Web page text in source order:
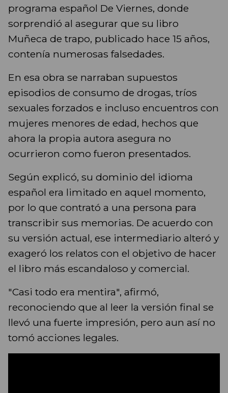
programa español De Viernes, donde
sorprendió al asegurar que su libro
Muñeca de trapo, publicado hace 15 años,
contenía numerosas falsedades.
En esa obra se narraban supuestos
episodios de consumo de drogas, tríos
sexuales forzados e incluso encuentros con
mujeres menores de edad, hechos que
ahora la propia autora asegura no
ocurrieron como fueron presentados.
Según explicó, su dominio del idioma
español era limitado en aquel momento,
por lo que contrató a una persona para
transcribir sus memorias. De acuerdo con
su versión actual, ese intermediario alteró y
exageró los relatos con el objetivo de hacer
el libro más escandaloso y comercial.
"Casi todo era mentira", afirmó,
reconociendo que al leer la versión final se
llevó una fuerte impresión, pero aun así no
tomó acciones legales.